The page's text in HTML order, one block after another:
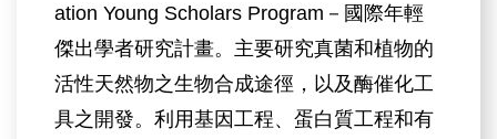
ation Young Scholars Program－國際年輕
傑出學者研究計畫。主要研究真菌和植物的
活性天然物之生物合成途徑，以及酶催化工
具之開發。利用基因工程、蛋白質工程和有